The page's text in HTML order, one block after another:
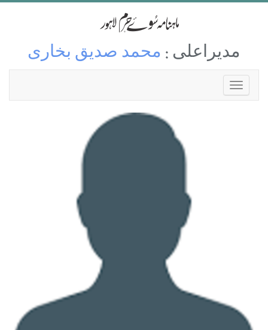
مدیراعلی : محمد صدیق بخاری